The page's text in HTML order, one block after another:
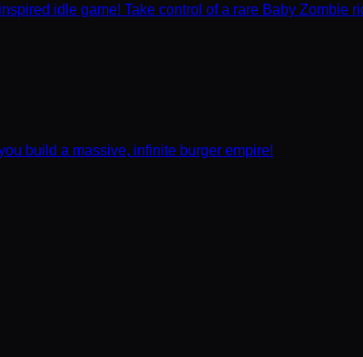
idle game! Take control of a rare Baby Zombie
build a massive, infinite burger empire!